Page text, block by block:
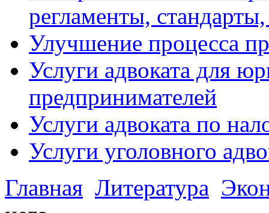
регламенты,
Улучшение процесса
Услуги адвоката для
предпринимателей
Услуги адвоката по
Услуги уголовного
Главная Литература